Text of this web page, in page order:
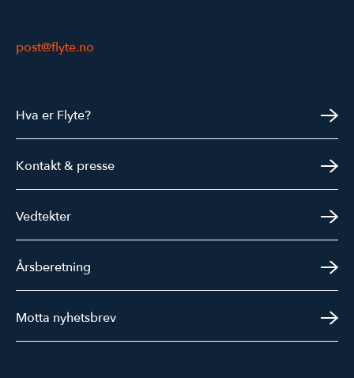
post@flyte.no
Hva er Flyte?
Kontakt & presse
Vedtekter
Årsberetning
Motta nyhetsbrev